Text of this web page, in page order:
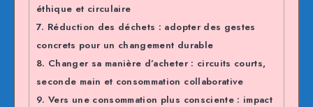
éthique et circulaire
7. Réduction des déchets : adopter des gestes
concrets pour un changement durable
8. Changer sa manière d’acheter : circuits courts,
seconde main et consommation collaborative
9. Vers une consommation plus consciente : impact